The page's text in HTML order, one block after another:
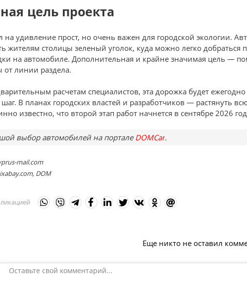
цель проекта
на удивление прост, но очень важен для городской экологии.
жителям столицы зеленый уголок, куда можно легко
на автомобиле. Дополнительная и крайне значимая цель —
от линии раздела.
расчетам специалистов, эта дорожка будет
В планах городских властей и разработчиков — растянуть
известно, что второй этап работ начнется в сентябре 2026
выбор автомобилей на портале DOMCar.
mail.com
DOM
Еще никто не оставил
Оставьте свой комментарий...